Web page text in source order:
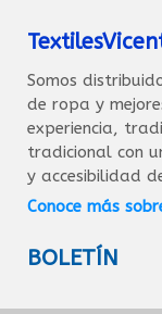
Somos
de ropa y
experiencia,
tradicional con
y accesibilidad
Conoce más
BOLETÍN